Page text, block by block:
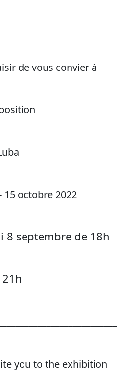
de vous convier à
15 octobre 2022
8 septembre de 18h
21h
you to the exhibition